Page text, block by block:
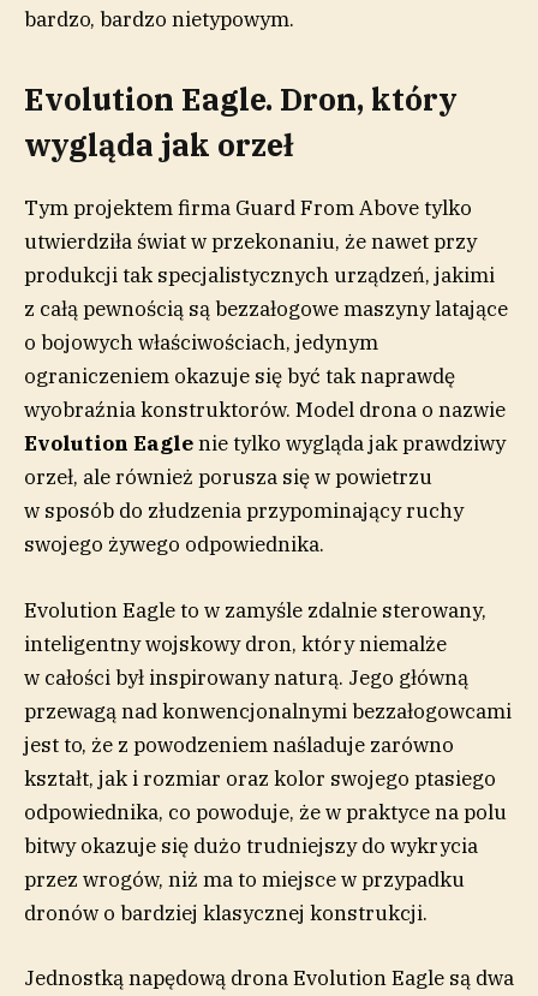
bardzo, bardzo nietypowym.
Evolution Eagle. Dron, który
wygląda jak orzeł
Tym projektem firma Guard From Above tylko
utwierdziła świat w przekonaniu, że nawet przy
produkcji tak specjalistycznych urządzeń, jakimi
z całą pewnością są bezzałogowe maszyny latające
o bojowych właściwościach, jedynym
ograniczeniem okazuje się być tak naprawdę
wyobraźnia konstruktorów. Model drona o nazwie
Evolution Eaglenie tylko wygląda jak prawdziwy
orzeł, ale również porusza się w powietrzu
w sposób do złudzenia przypominający ruchy
swojego żywego odpowiednika.
Evolution Eagle to w zamyśle zdalnie sterowany,
inteligentny wojskowy dron, który niemalże
w całości był inspirowany naturą. Jego główną
przewagą nad konwencjonalnymi bezzałogowcami
jest to, że z powodzeniem naśladuje zarówno
kształt, jak i rozmiar oraz kolor swojego ptasiego
odpowiednika, co powoduje, że w praktyce na polu
bitwy okazuje się dużo trudniejszy do wykrycia
przez wrogów, niż ma to miejsce w przypadku
dronów o bardziej klasycznej konstrukcji.
Jednostką napędową drona Evolution Eagle są dwa